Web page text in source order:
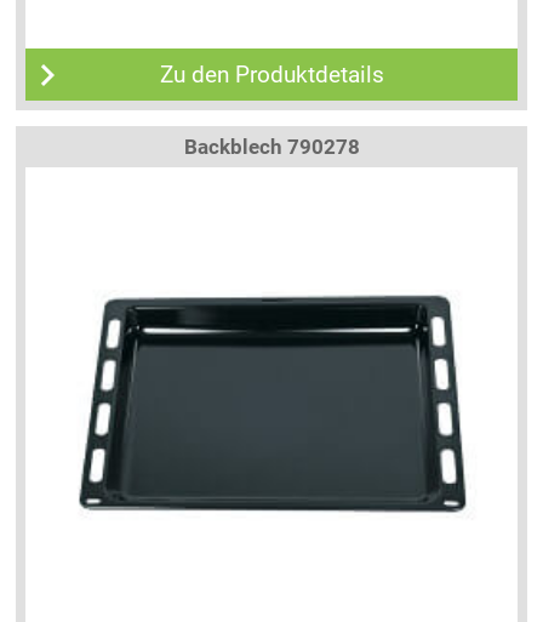
Zu den Produktdetails
Backblech 790278